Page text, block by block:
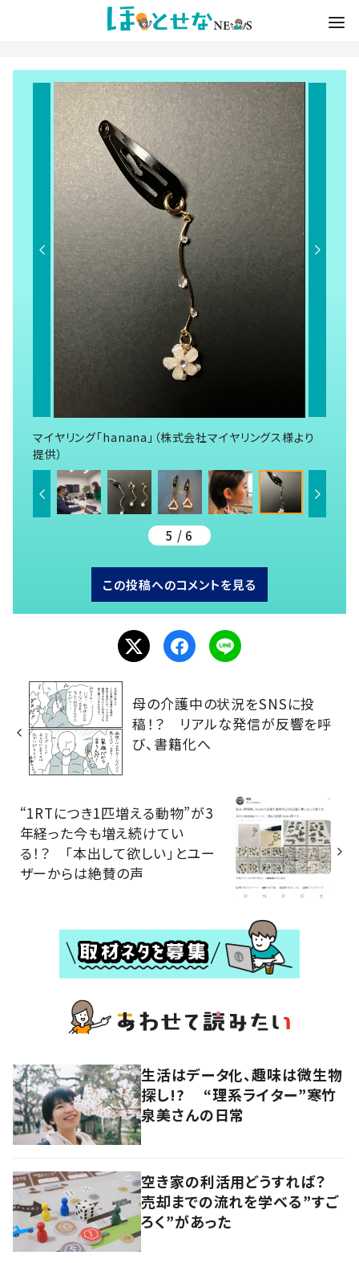
マイヤリング「hanana」（株式会社マイヤリングス様より
提供）
5 / 6
この投稿へのコメントを見る
母の介護中の状況をSNSに投
稿！？ リアルな発信が反響を呼
び、書籍化へ
“1RTにつき1匹増える動物”が3
年経った今も増え続けてい
る！？ 「本出して欲しい」とユー
ザーからは絶賛の声
生活はデータ化、趣味は微生物
探し!? “理系ライター”寒竹
泉美さんの日常
空き家の利活用どうすれば？
売却までの流れを学べる”すご
ろく”があった